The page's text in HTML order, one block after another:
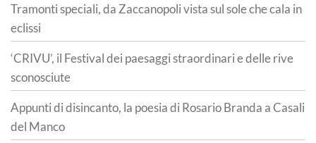
Tramonti speciali, da Zaccanopoli vista sul sole che cala in
eclissi
‘CRIVU’, il Festival dei paesaggi straordinari e delle rive
sconosciute
Appunti di disincanto, la poesia di Rosario Branda a Casali
del Manco